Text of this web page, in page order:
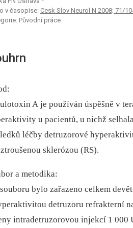
v časopise: Cesk Slov Neurol N 2008; 71/
Původní práce
A je používán úspěšně v
u pa­cientů, u nichž
léčby detruzorové
sklerózou (RS).
a metodika:
bylo zařazeno celkem
detruzoru refrakterní
intradetruzorovou injekcí 1 000